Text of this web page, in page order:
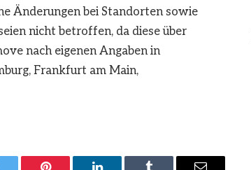
Änderungen bei Standorten sowie
nicht betroffen, da diese über
nach eigenen Angaben in
Frankfurt am Main,